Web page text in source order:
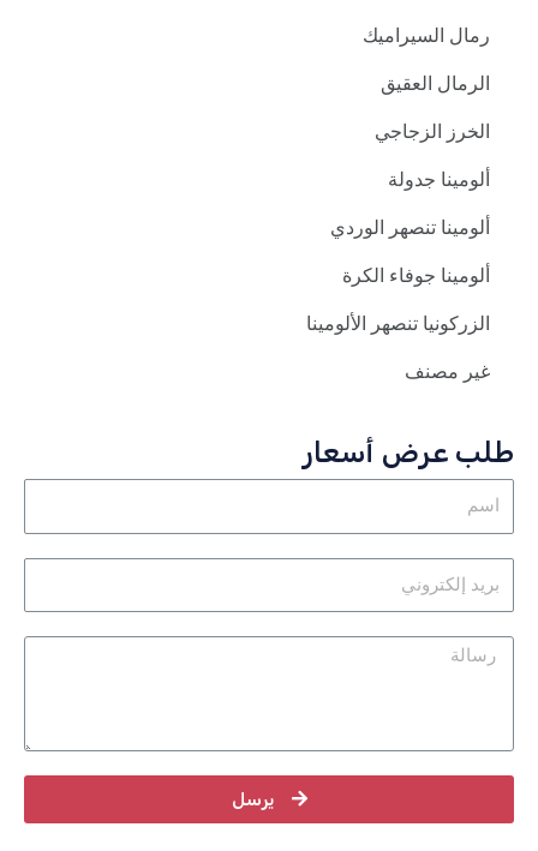
رمال السيراميك
الرمال العقيق
الخرز الزجاجي
ألومينا جدولة
ألومينا تنصهر الوردي
ألومينا جوفاء الكرة
الزركونيا تنصهر الألومينا
غير مصنف
طلب عرض أسعار
يرسل